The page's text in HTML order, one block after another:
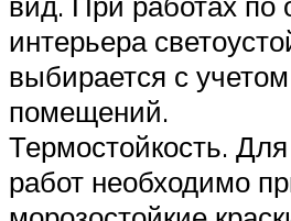
интерьера
выбирается с
помещений.
Термостойкость.
работ необходимо